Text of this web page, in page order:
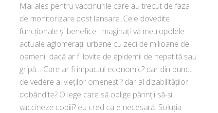
Mai ales pentru vaccinurile care au trecut de faza
de monitorizare post lansare. Cele dovedite
funcționale și benefice. Imaginați-vă metropolele
actuale aglomerații urbane cu zeci de milioane de
oameni dacă ar fi lovite de epidemii de hepatită sau
gripă… Care ar fi impactul economic? dar din punct
de vedere al vieților omenești? dar al dizabilităților
dobândite? O lege care să oblige părinții să-și
vaccineze copiii? eu cred ca e necesară. Soluția